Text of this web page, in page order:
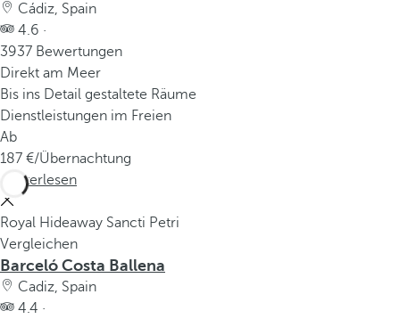
Cádiz, Spain
4.6 ·
3937 Bewertungen
Direkt am Meer
Bis ins Detail gestaltete Räume
Dienstleistungen im Freien
Ab
187
/Übernachtung
Weiterlesen
Royal Hideaway Sancti Petri
Vergleichen
Barceló Costa Ballena
Cadiz, Spain
4.4 ·